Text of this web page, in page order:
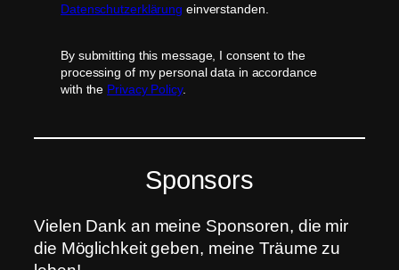
Datenschutzerklärung einverstanden.
By submitting this message, I consent to the
processing of my personal data in accordance
with the Privacy Policy.
Sponsors
Vielen Dank an meine Sponsoren, die mir
die Möglichkeit geben, meine Träume zu